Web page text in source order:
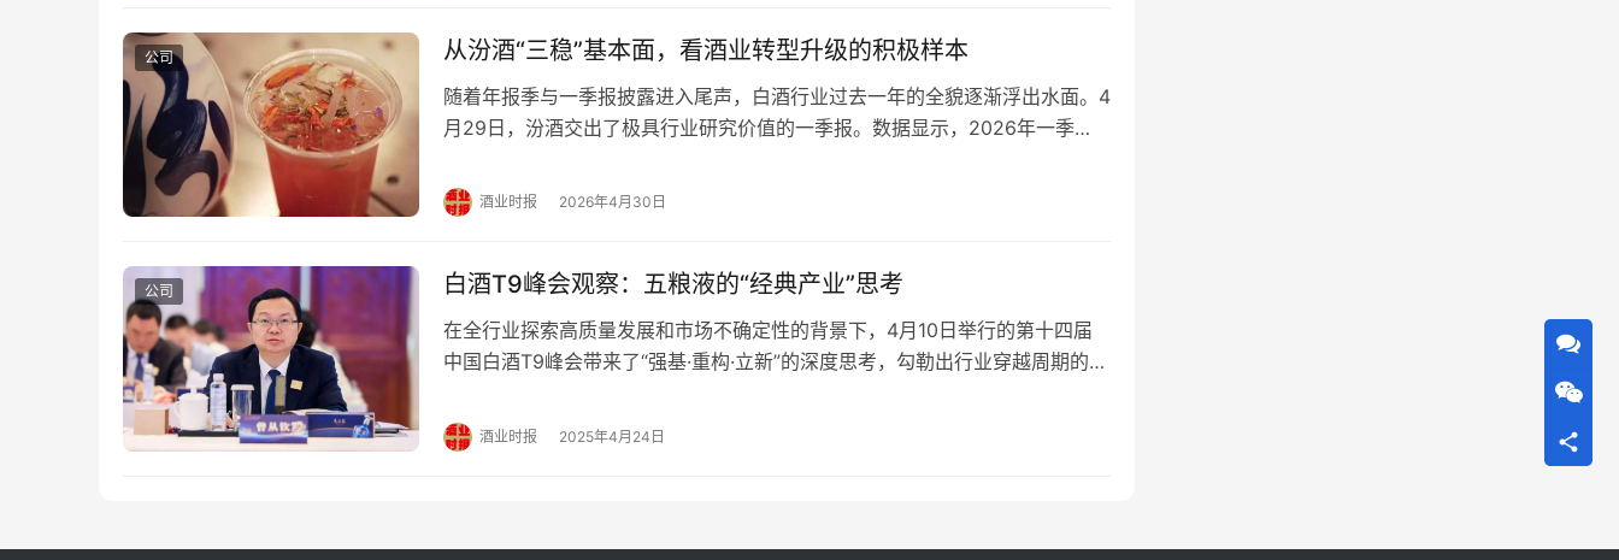
公司 从汾酒“三稳”基本面，看酒业转型升级的积极样本
随着年报季与一季报披露进入尾声，白酒行业过去一年的全貌逐渐浮出水面。4
月29日，汾酒交出了极具行业研究价值的一季报。数据显示，2026年一季
亿。 此前，汾酒2025年年报显示，报告期实现营收387.18亿元，同比增长
7.52%；净利润122.46亿元，同比增长0.03%。这些数据，…
酒业时报 2026年4月30日
公司 白酒T9峰会观察：五粮液的“经典产业”思考
在全行业探索高质量发展和市场不确定性的背景下，4月10日举行的第十四届
中国白酒T9峰会带来了“强基·重构·立新”的深度思考，勾勒出行业穿越周期的突
明方向，更彰显出龙头企业的责任担当。五粮液集团（股份）公司党委书记、
董事长曾从钦强调，白酒是价值驱动的长周期产业，调整是阶段性形态，增长
酒业时报 2025年4月24日